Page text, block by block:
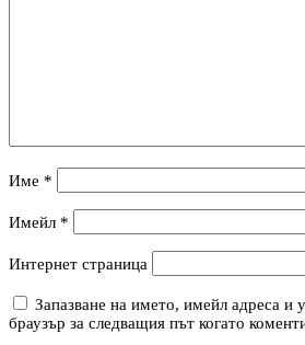
Име *
Имейл *
Интернет страница
Запазване на името, имейл адреса и
браузър за следващия път когато